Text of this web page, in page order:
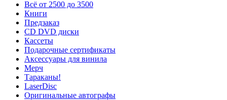
Всё от 2500 до 3500
Книги
Предзаказ
CD DVD диски
Кассеты
Подарочные сертификаты
Аксессуары для винила
Мерч
Тараканы!
LaserDisc
Оригинальные автографы